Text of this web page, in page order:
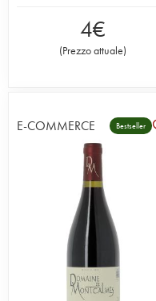
4€
(Prezzo attuale)
E-COMMERCE Bestseller